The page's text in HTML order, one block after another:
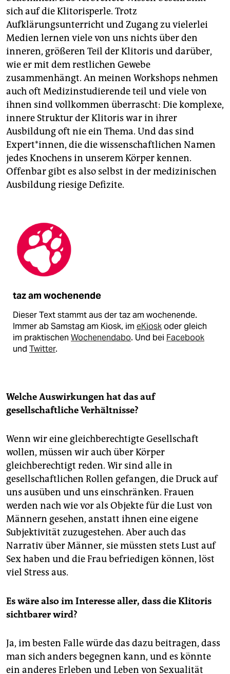
sich auf die Klitorisperle. Trotz
Aufklärungsunterricht und Zugang zu vielerlei
Medien lernen viele von uns nichts über den
inneren, größeren Teil der Klitoris und darüber,
wie er mit dem restlichen Gewebe
zusammenhängt. An meinen Workshops nehmen
auch oft Medizinstudierende teil und viele von
ihnen sind vollkommen überrascht: Die komplexe,
innere Struktur der Klitoris war in ihrer
Ausbildung oft nie ein Thema. Und das sind
Expert*innen, die die wissenschaftlichen Namen
jedes Knochens in unserem Körper kennen.
Offenbar gibt es also selbst in der medizinischen
Ausbildung riesige Defizite.
taz am wochenende
Dieser Text stammt aus der taz am wochenende.
Immer ab Samstag am Kiosk, im eKioskoder gleich
im praktischen Wochenendabo. Und bei Facebook
und Twitter.
Welche Auswirkungen hat das auf
gesellschaftliche Verhältnisse?
Wenn wir eine gleichberechtigte Gesellschaft
wollen, müssen wir auch über Körper
gleichberechtigt reden. Wir sind alle in
gesellschaftlichen Rollen gefangen, die Druck auf
uns ausüben und uns einschränken. Frauen
werden nach wie vor als Objekte für die Lust von
Männern gesehen, anstatt ihnen eine eigene
Subjektivität zuzugestehen. Aber auch das
Narrativ über Männer, sie müssten stets Lust auf
Sex haben und die Frau befriedigen können, löst
viel Stress aus.
Es wäre also im Interesse aller, dass die Klitoris
sichtbarer wird?
Ja, im besten Falle würde das dazu beitragen, dass
man sich anders begegnen kann, und es könnte
ein anderes Erleben und Leben von Sexualität